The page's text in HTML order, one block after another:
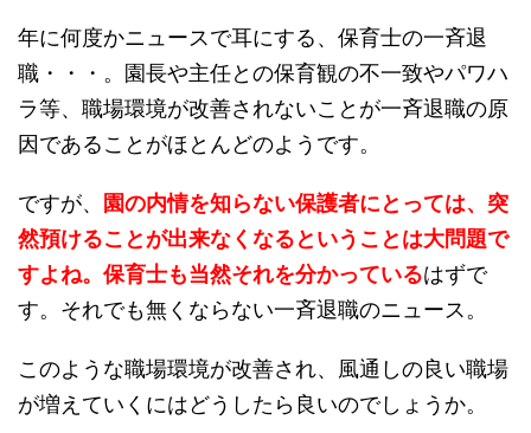
年に何度かニュースで耳にする、保育士の一斉退
職・・・。園長や主任との保育観の不一致やパワハ
ラ等、職場環境が改善されないことが一斉退職の原
因であることがほとんどのようです。
ですが、
園の内情を知らない保護者にとっては、突
然預けることが出来なくなるということは大問題で
すよね。保育士も当然それを分かっているはずで
す。それでも無くならない一斉退職のニュース。
このような職場環境が改善され、風通しの良い職場
が増えていくにはどうしたら良いのでしょうか。